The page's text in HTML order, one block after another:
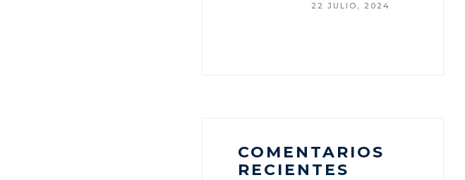
22 JULIO, 2024
COMENTARIOS
RECIENTES